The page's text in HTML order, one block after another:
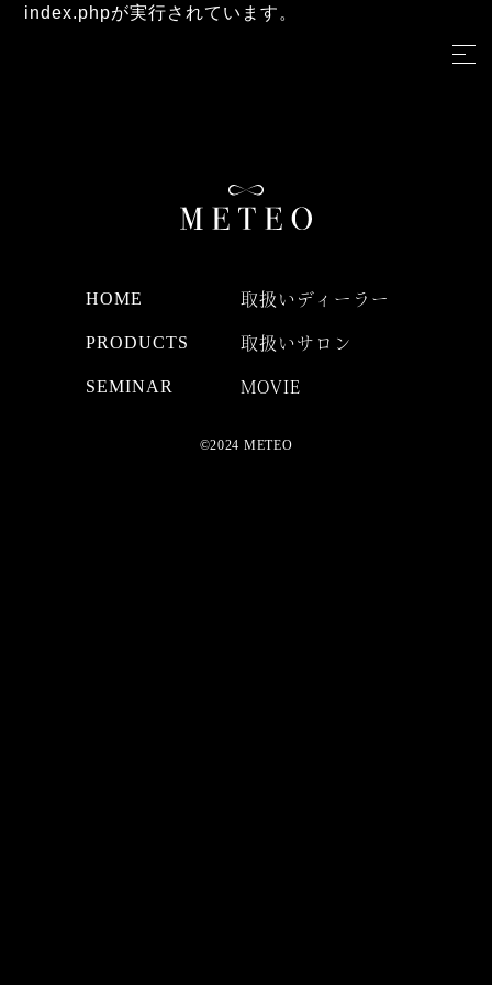
index.phpが実行されています。
HOME
PRODUCTS
SEMINAR
取扱いディーラー
取扱いサロン
MOVIE
©2024 METEO